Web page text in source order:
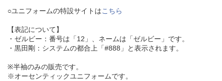
○ユニフォームの特設サイトはこちら
【表記について】
・ゼルビー：番号は「12」、ネームは「ゼルビー」です。
・黒田剛：システムの都合上「#888」と表示されます。
※半袖のみの販売です。
※オーセンティックユニフォームです。